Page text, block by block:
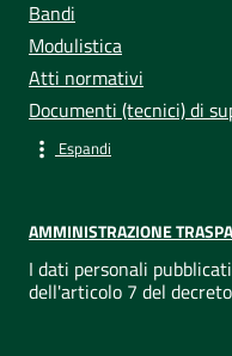
Bandi
Modulistica
Atti normativi
Documenti (tecnici) di
Espandi
AMMINISTRAZIONE
I dati personali
dell'articolo 7 del